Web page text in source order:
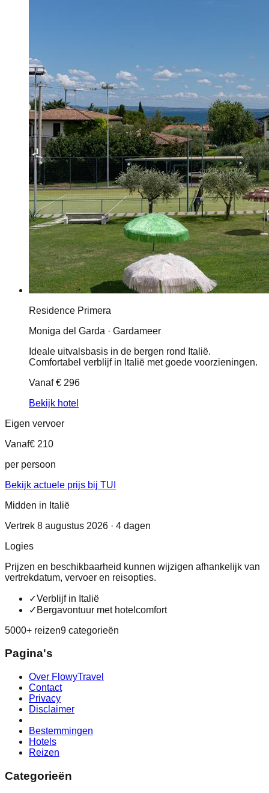
Residence Primera
Moniga del Garda · Gardameer
Ideale uitvalsbasis in de bergen rond Italië.
Comfortabel verblijf in Italië met goede voorzieningen.
Vanaf€ 296
Bekijk hotel
Eigen vervoer
Vanaf€ 210
per persoon
Bekijk actuele prijs bij TUI
Midden in Italië
Vertrek 8 augustus 2026 · 4 dagen
Logies
Prijzen en beschikbaarheid kunnen wijzigen afhankelijk van
vertrekdatum, vervoer en reisopties.
✓Verblijf in Italië
✓ Bergavontuur met hotelcomfort
5000+ reizen9 categorieën
Pagina's
Over FlowyTravel
Contact
Privacy
Disclaimer
Bestemmingen
Hotels
Reizen
Categorieën